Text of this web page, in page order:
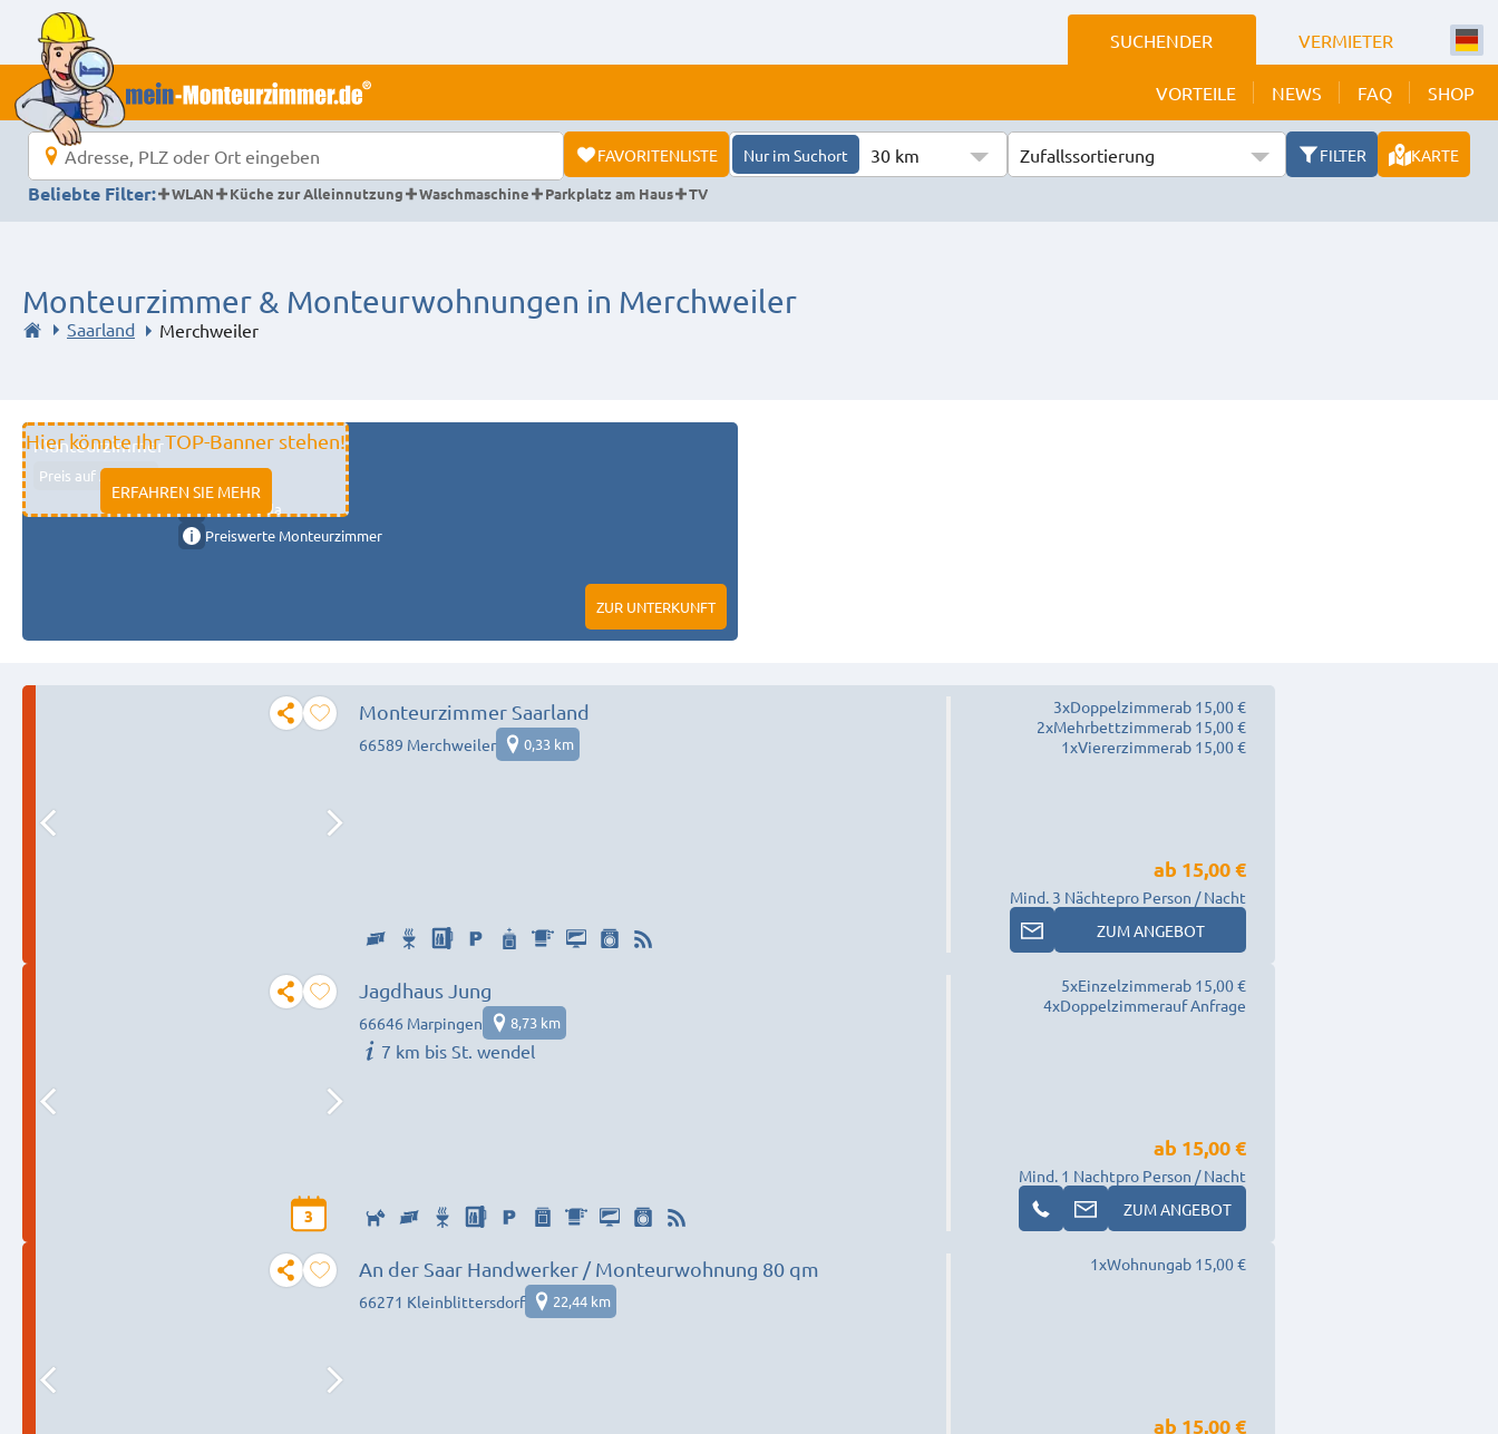
SUCHENDER VERMIETER
VORTEILE NEWS FAQ SHOP
FAVORITENLISTE Nur im Suchort 30 km Zufallssortierung FILTER
KARTE
Beliebte Filter:
WLAN Küche zur Alleinnutzung Waschmaschine Parkplatz am Haus TV
Monteurzimmer & Monteurwohnungen in Merchweiler
Saarland Merchweiler
Hier könnte Ihr TOP-Banner stehen!
ERFAHREN SIE MEHR
Monteurzimmer
Preis auf Anfrage
11333 fulda
Preiswerte Monteurzimmer
ZUR UNTERKUNFT
Monteurzimmer Saarland
66589 Merchweiler 0,33 km
3xDoppelzimmerab 15,00 €
2xMehrbettzimmerab 15,00 €
1xViererzimmerab 15,00 €
Mind. 3 Nächte
ab 15,00 €
pro Person / Nacht
ZUM ANGEBOT
3
Jagdhaus Jung
66646 Marpingen 8,73 km
7 km bis St. wendel
5xEinzelzimmerab 15,00 €
4xDoppelzimmerauf Anfrage
Mind. 1 Nacht
ab 15,00 €
pro Person / Nacht
ZUM ANGEBOT
An der Saar Handwerker / Monteurwohnung 80 qm
66271 Kleinblittersdorf 22,44 km
1xWohnungab 15,00 €
ab 15,00 €